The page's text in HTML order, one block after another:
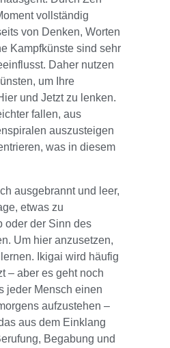
vollständig
von Denken, Worten
Kampfkünste sind sehr
Daher nutzen
um Ihre
und Jetzt zu lenken.
fallen, aus
auszusteigen
was in diesem
ausgebrannt und leer,
etwas zu
oder der Sinn des
Um hier anzusetzen,
Ikigai wird häufig
– aber es geht noch
jeder Mensch einen
aufzustehen –
aus dem Einklang
Begabung und